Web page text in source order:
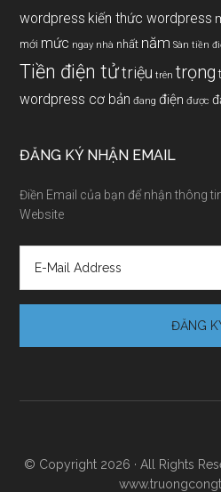
wordpress kiến thức wordpress
mới mức ngay nhà nhất năm Sàn tiền
Tiền điện tửtriệu trên trọng
wordpress cơ bản đang điện được
ĐĂNG KÝ NHẬN EMAIL
Điền Email của bạn để nhận thông
Website
© Copyright 2026 · All Rights